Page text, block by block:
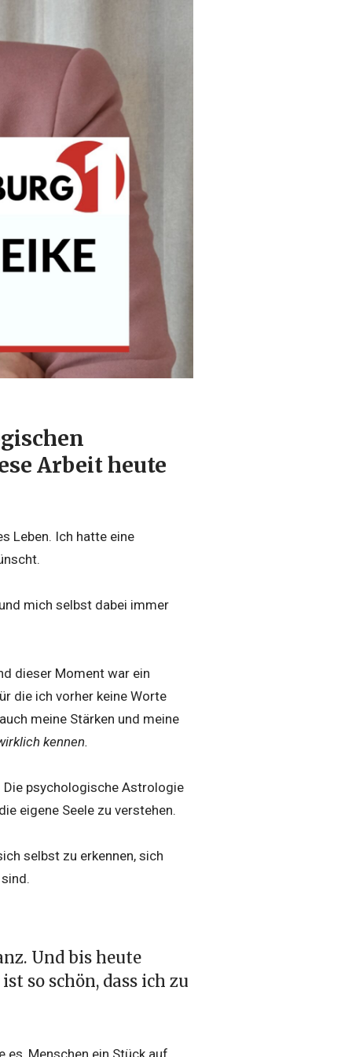
Arbeit heute
Leben. Ich hatte eine
mich selbst dabei immer
dieser Moment war ein
die ich vorher keine Worte
meine Stärken und meine
kennen.
psychologische Astrologie
eigene Seele zu verstehen.
selbst zu erkennen, sich
Und bis heute
so schön, dass ich zu
es, Menschen ein Stück auf